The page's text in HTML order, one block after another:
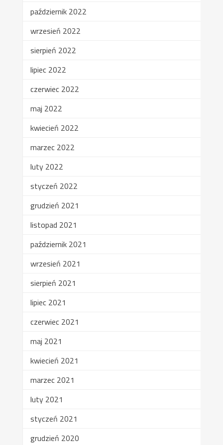
październik 2022
wrzesień 2022
sierpień 2022
lipiec 2022
czerwiec 2022
maj 2022
kwiecień 2022
marzec 2022
luty 2022
styczeń 2022
grudzień 2021
listopad 2021
październik 2021
wrzesień 2021
sierpień 2021
lipiec 2021
czerwiec 2021
maj 2021
kwiecień 2021
marzec 2021
luty 2021
styczeń 2021
grudzień 2020